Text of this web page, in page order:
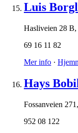
Luis
Hasliveien 28 B,
69 16 11 82
Mer info ·
Hays
Fossanveien 271 ,
952 08 122